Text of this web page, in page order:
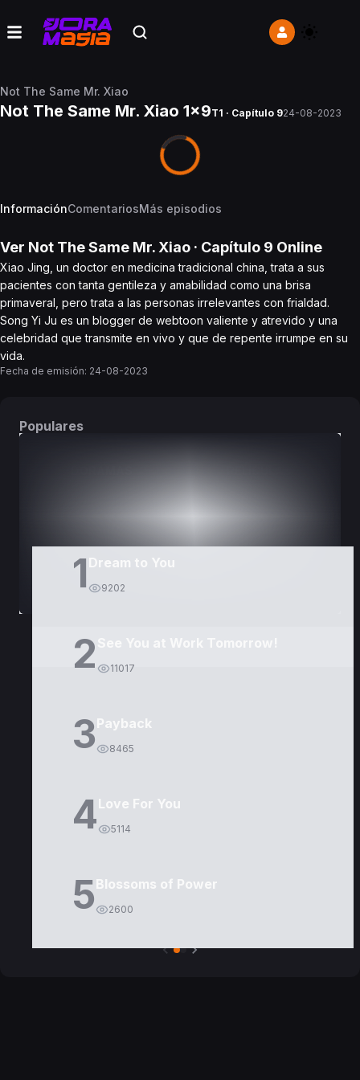
Not The Same Mr. Xiao
Not The Same Mr. Xiao 1x9T1 · Capítulo 924-08-2023
InformaciónComentariosMás episodios
Ver Not The Same Mr. Xiao · Capítulo 9 Online
Xiao Jing, un doctor en medicina tradicional china, trata a sus
pacientes con tanta gentileza y amabilidad como una brisa
primaveral, pero trata a las personas irrelevantes con frialdad.
Song Yi Ju es un blogger de webtoon valiente y atrevido y una
celebridad que transmite en vivo y que de repente irrumpe en su
vida.
Fecha de emisión: 24-08-2023
Populares
1 Dream to You
9202
2 11017
3Payback
8465
4Love For You
5114
5Blossoms of Power
2600